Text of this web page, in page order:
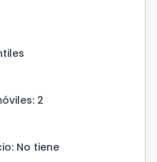
: 2
: No tiene